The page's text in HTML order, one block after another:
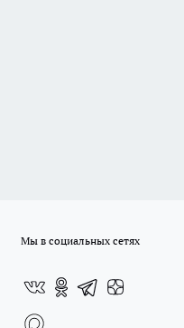
Мы в социальных сетях